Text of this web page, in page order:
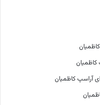
آراسپ کاظمیان